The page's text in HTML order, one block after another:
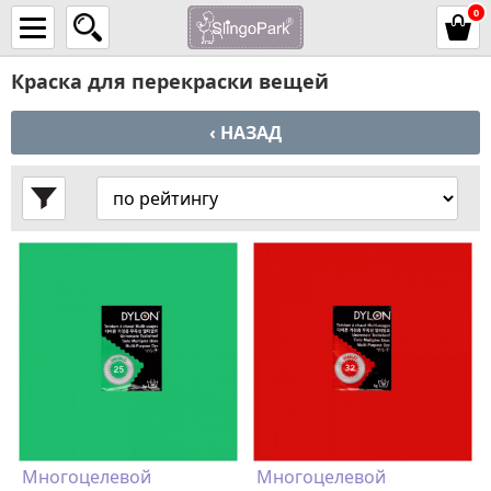
0
Краска для перекраски вещей
‹ НАЗАД
Многоцелевой
Многоцелевой